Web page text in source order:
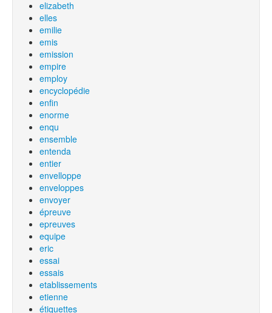
elizabeth
elles
emilie
emis
emission
empire
employ
encyclopédie
enfin
enorme
enqu
ensemble
entenda
entier
envelloppe
enveloppes
envoyer
épreuve
epreuves
equipe
eric
essai
essais
etablissements
etienne
étiquettes